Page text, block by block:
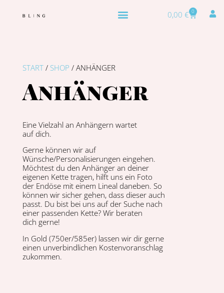
0,00€ 0
START/ SHOP / ANHÄNGER
Anhänger
Eine Vielzahl an Anhängern wartet
auf dich.
Gerne kön­nen wir auf
Wünsche/Personalisierungen einge­hen.
Möcht­est du den Anhänger an dein­er
eige­nen Kette tra­gen, hil­ft uns ein Foto
der Endöse mit einem Lin­eal daneben. So
kön­nen wir sich­er gehen, dass dieser auch
passt. Du bist bei uns auf der Suche nach
ein­er passenden Kette? Wir berat­en
dich gerne!
In Gold (750er/585er) lassen wir dir gerne
einen unverbindlichen Kosten­vo­ran­schlag
zukommen.